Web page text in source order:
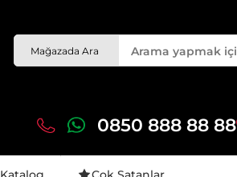
Mağazada Ara
0850 888 88 88